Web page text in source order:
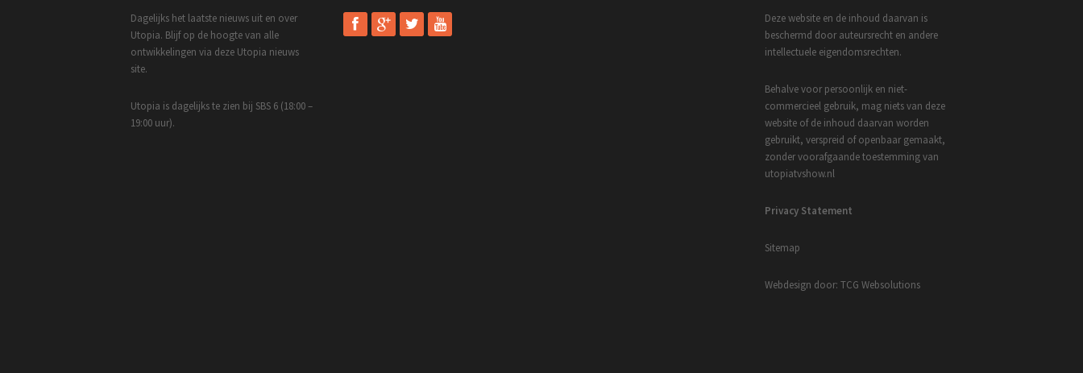
Dagelijks het laatste nieuws uit en over
Utopia. Blijf op de hoogte van alle
ontwikkelingen via deze Utopia nieuws
site.
Utopia is dagelijks te zien bij SBS 6 (18:00 –
19:00 uur).
Deze website en de inhoud daarvan is
beschermd door auteursrecht en andere
intellectuele eigendomsrechten.
Behalve voor persoonlijk en niet-
commercieel gebruik, mag niets van deze
website of de inhoud daarvan worden
gebruikt, verspreid of openbaar gemaakt,
zonder voorafgaande toestemming van
utopiatvshow.nl
Privacy Statement
Sitemap
Webdesign door: TCG Websolutions